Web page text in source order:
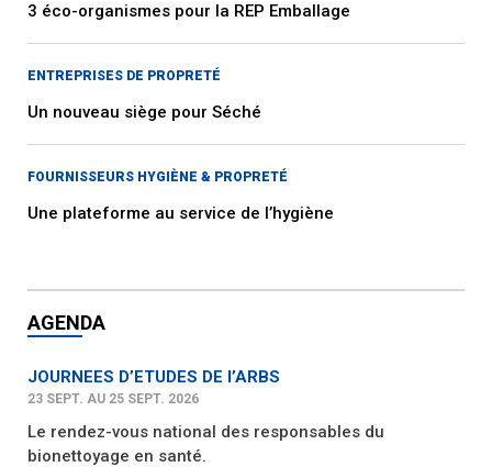
3 éco-organismes pour la REP Emballage
ENTREPRISES DE PROPRETÉ
Un nouveau siège pour Séché
FOURNISSEURS HYGIÈNE & PROPRETÉ
Une plateforme au service de l’hygiène
AGENDA
JOURNEES D’ETUDES DE l’ARBS
23 SEPT. AU 25 SEPT. 2026
Le rendez-vous national des responsables du
bionettoyage en santé.